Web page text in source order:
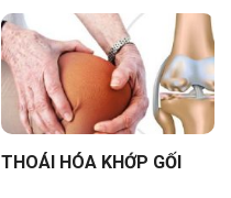
THOÁI HÓA KHỚP GỐI